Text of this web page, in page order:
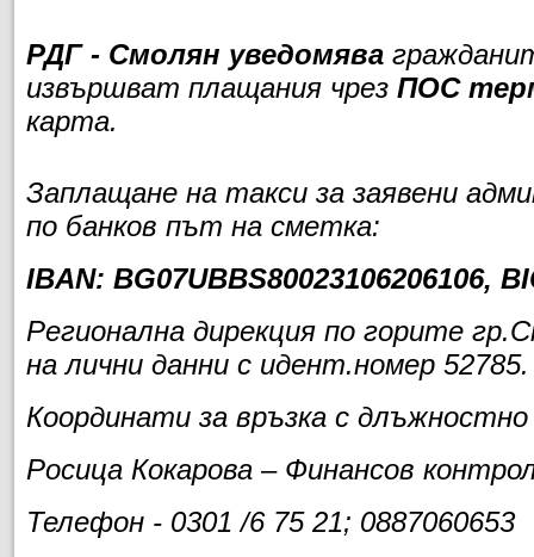
РДГ - Смолян уведомява
извършват плащания чрез ПОС
карта.
Заплащане на такси за заявени
по банков път на сметка:
IBAN: BG07UBBS80023106206106,
Регионална дирекция по горите
на лични данни с идент.номер 52785.
Координати за връзка с
Росица Кокарова – Финансов
Телефон - 0301 /6 75 21; 0887060653